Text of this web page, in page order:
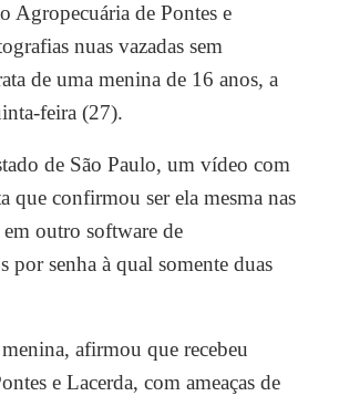
Agropecuária de Pontes e
nuas vazadas sem
de uma menina de 16 anos, a
feira (27).
de São Paulo, um vídeo com
que confirmou ser ela mesma nas
outro software de
por senha à qual somente duas
afirmou que recebeu
e Lacerda, com ameaças de